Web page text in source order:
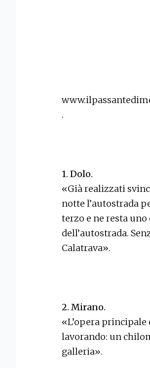
.
1. Dolo.
«Già realizzati
notte l’autostrada
terzo e ne resta
dell’autostrada.
Calatrava».
2. Mirano.
«L’opera
lavorando: un
galleria».